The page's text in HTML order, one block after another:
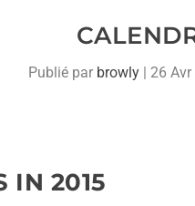
Publié par browly| 26
IN 2015